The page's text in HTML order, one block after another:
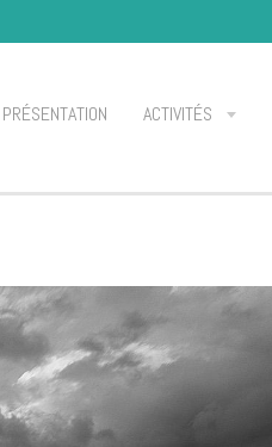
PRÉSENTATION ACTIVITÉS